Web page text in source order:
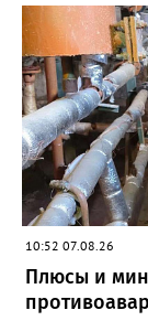
«Благодаря её
сильный
ценностями и
Ивановна
руководителем,
говорится в
соболезнования
Златоуста Олег
важнейших
людях: в тех
учениках,
«Отличник
доблестный
награды и
школы, который
в некрологе.
10:52 07.08.26
Плюсы и